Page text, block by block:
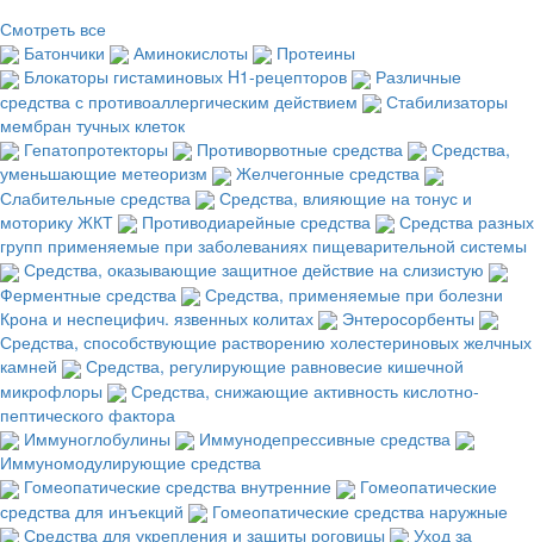
Смотреть все
Батончики
Аминокислоты
Протеины
Блокаторы гистаминовых H1-рецепторов
Различные
средства с противоаллергическим действием
Стабилизаторы
мембран тучных клеток
Гепатопротекторы
Противорвотные средства
Средства,
уменьшающие метеоризм
Желчегонные средства
Слабительные средства
Средства, влияющие на тонус и
моторику ЖКТ
Противодиарейные средства
Средства разных
групп применяемые при заболеваниях пищеварительной системы
Средства, оказывающие защитное действие на слизистую
Ферментные средства
Средства, применяемые при болезни
Крона и неспецифич. язвенных колитах
Энтеросорбенты
Средства, способствующие растворению холестериновых желчных
камней
Средства, регулирующие равновесие кишечной
микрофлоры
Средства, снижающие активность кислотно-
пептического фактора
Иммуноглобулины
Иммунодепрессивные средства
Иммуномодулирующие средства
Гомеопатические средства внутренние
Гомеопатические
средства для инъекций
Гомеопатические средства наружные
Средства для укрепления и защиты роговицы
Уход за